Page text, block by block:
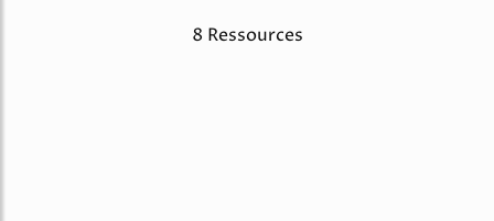
8 Ressources